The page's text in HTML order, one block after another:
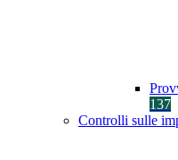
137
Controlli sulle